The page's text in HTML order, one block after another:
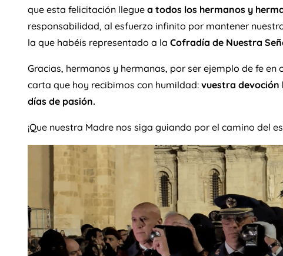
que esta felicitación lleguea todos los hermanos y
responsabilidad, al esfuerzo infinito por mantener
la que habéis representado a la Cofradía de Nuestra
Gracias, hermanos y hermanas, por ser ejemplo de fe en
carta que hoy recibimos con humildad: vuestra devoción
días de pasión.
¡Que nuestra Madre nos siga guiando por el camino del